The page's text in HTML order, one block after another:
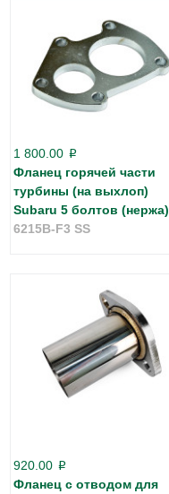
1 800.00 p
Фланец горячей части
турбины (на выхлоп)
Subaru 5 болтов (нержа)
6215B-F3 SS
920.00 p
Фланец с отводом для